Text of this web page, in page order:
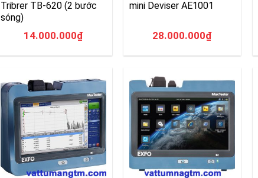
Tribrer TB-620 (2 bước
sóng)
14.000.000₫
mini Deviser AE1001
28.000.000₫